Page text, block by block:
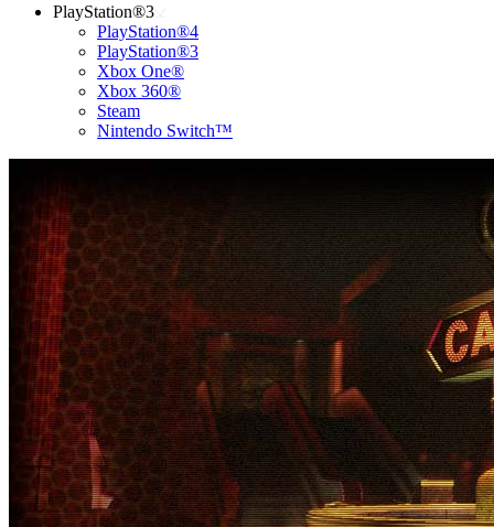
PlayStation®3
PlayStation®4
PlayStation®3
Xbox One®
Xbox 360®
Steam
Nintendo Switch™